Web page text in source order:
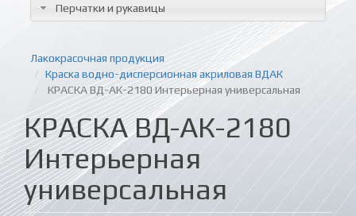
Перчатки и рукавицы
Лакокрасочная продукция
Краска водно-дисперсионная акриловая ВДАК
КРАСКА ВД-АК-2180 Интерьерная универсальная
КРАСКА ВД-АК-2180
Интерьерная
универсальная